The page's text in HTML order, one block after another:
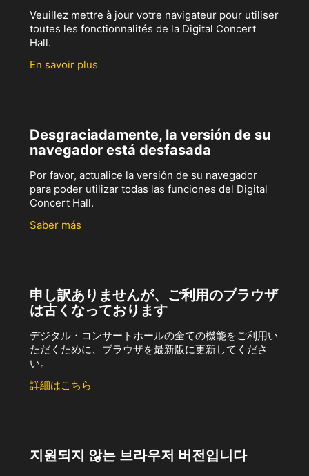
Veuillez mettre à jour votre navigateur pour utiliser
toutes les fonctionnalités de la Digital Concert
Hall.
En savoir plus
Desgraciadamente, la versión de su
navegador está desfasada
Por favor, actualice la versión de su navegador
para poder utilizar todas las funciones del Digital
Concert Hall.
Saber más
申し訳ありませんが、ご利用のブラウザ
は古くなっております
デジタル・コンサートホールの全ての機能をご利用い
ただくために、ブラウザを最新版に更新してくださ
い。
詳細はこちら
지원되지 않는 브라우저 버전입니다